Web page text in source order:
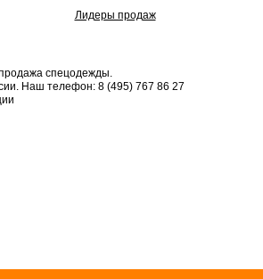
Лидеры продаж
спецодежды.
Наш телефон: 8 (495) 767 86 27